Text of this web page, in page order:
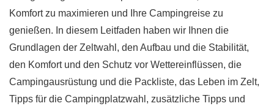
Komfort zu maximieren und Ihre Campingreise zu
genießen. In diesem Leitfaden haben wir Ihnen die
Grundlagen der Zeltwahl, den Aufbau und die Stabilität,
den Komfort und den Schutz vor Wettereinflüssen, die
Campingausrüstung und die Packliste, das Leben im Zelt,
Tipps für die Campingplatzwahl, zusätzliche Tipps und